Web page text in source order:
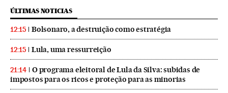
ÚLTIMAS NOTICIAS
12:15 Bolsonaro, a destruição como estratégia
12:15 Lula, uma ressurreição
21:14
O programa eleitoral de Lula da Silva: subidas de
impostos para os ricos e proteção para as minorias